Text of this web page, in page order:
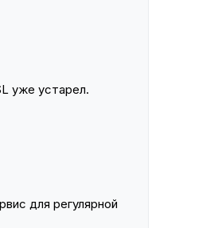
уже устарел.
для регулярной